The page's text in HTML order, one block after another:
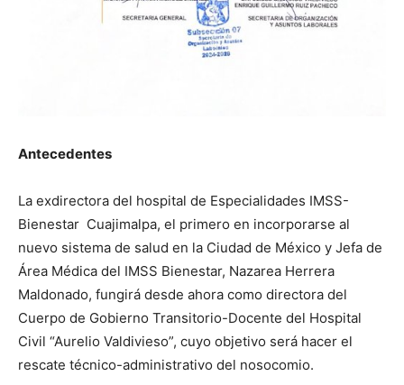
Antecedentes
La exdirectora del hospital de Especialidades IMSS-
Bienestar Cuajimalpa, el primero en incorporarse al
nuevo sistema de salud en la Ciudad de México y Jefa de
Área Médica del IMSS Bienestar, Nazarea Herrera
Maldonado, fungirá desde ahora como directora del
Cuerpo de Gobierno Transitorio-Docente del Hospital
Civil “Aurelio Valdivieso”, cuyo objetivo será hacer el
rescate técnico-administrativo del nosocomio.